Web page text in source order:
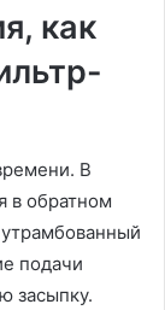
как
В
в обратном
подачи
засыпку.